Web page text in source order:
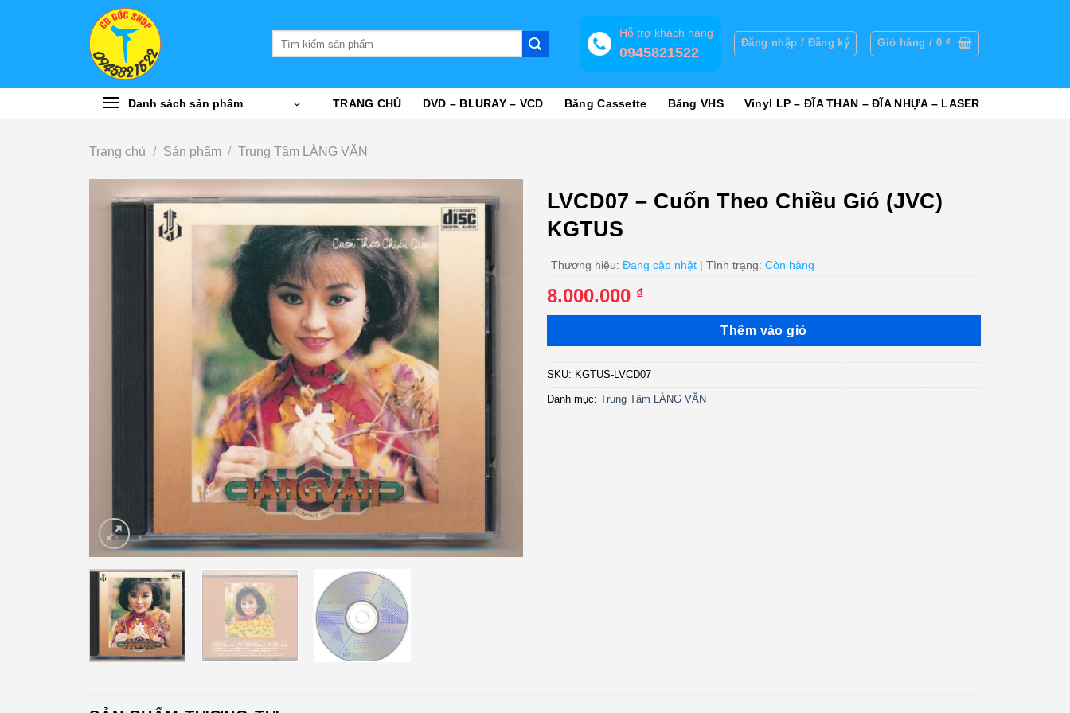
Hỗ trợ khách hàng
0945821522
Đăng nhập / Đăng ký Giỏ hàng / 0₫
Danh sách sản phẩm TRANG CHỦ DVD – BLURAY – VCD Băng Cassette Băng VHS Vinyl LP – ĐĨA THAN – ĐĨA NHỰA – LASER
Trang chủ / Sản phẩm / Trung Tâm LÀNG VĂN
LVCD07 – Cuốn Theo Chiều Gió (JVC)
KGTUS
Thương hiệu: Đang cập nhật | Tình trạng: Còn hàng
8.000.000 ₫
Thêm vào giỏ
SKU: KGTUS-LVCD07
Danh mục: Trung Tâm LÀNG VĂN